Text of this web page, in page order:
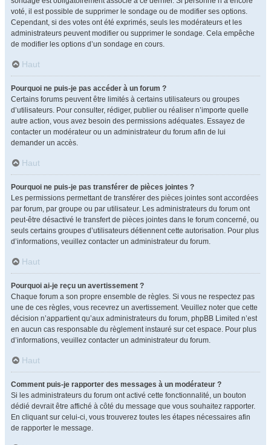
voté, il est possible de supprimer le sondage ou de modifier ses options.
Cependant, si des votes ont été exprimés, seuls les modérateurs et les
administrateurs peuvent modifier ou supprimer le sondage. Cela empêche
de modifier les options d’un sondage en cours.
Haut
Pourquoi ne puis-je pas accéder à un forum ?
Certains forums peuvent être limités à certains utilisateurs ou groupes
d’utilisateurs. Pour consulter, rédiger, publier ou réaliser n’importe quelle
autre action, vous avez besoin des permissions adéquates. Essayez de
contacter un modérateur ou un administrateur du forum afin de lui
demander un accès.
Haut
Pourquoi ne puis-je pas transférer de pièces jointes ?
Les permissions permettant de transférer des pièces jointes sont accordées
par forum, par groupe ou par utilisateur. Les administrateurs du forum ont
peut-être désactivé le transfert de pièces jointes dans le forum concerné, ou
seuls certains groupes d’utilisateurs détiennent cette autorisation. Pour plus
d’informations, veuillez contacter un administrateur du forum.
Haut
Pourquoi ai-je reçu un avertissement ?
Chaque forum a son propre ensemble de règles. Si vous ne respectez pas
une de ces règles, vous recevrez un avertissement. Veuillez noter que cette
décision n’appartient qu’aux administrateurs du forum, phpBB Limited n’est
en aucun cas responsable du règlement instauré sur cet espace. Pour plus
d’informations, veuillez contacter un administrateur du forum.
Haut
Comment puis-je rapporter des messages à un modérateur ?
Si les administrateurs du forum ont activé cette fonctionnalité, un bouton
dédié devrait être affiché à côté du message que vous souhaitez rapporter.
En cliquant sur celui-ci, vous trouverez toutes les étapes nécessaires afin
de rapporter le message.